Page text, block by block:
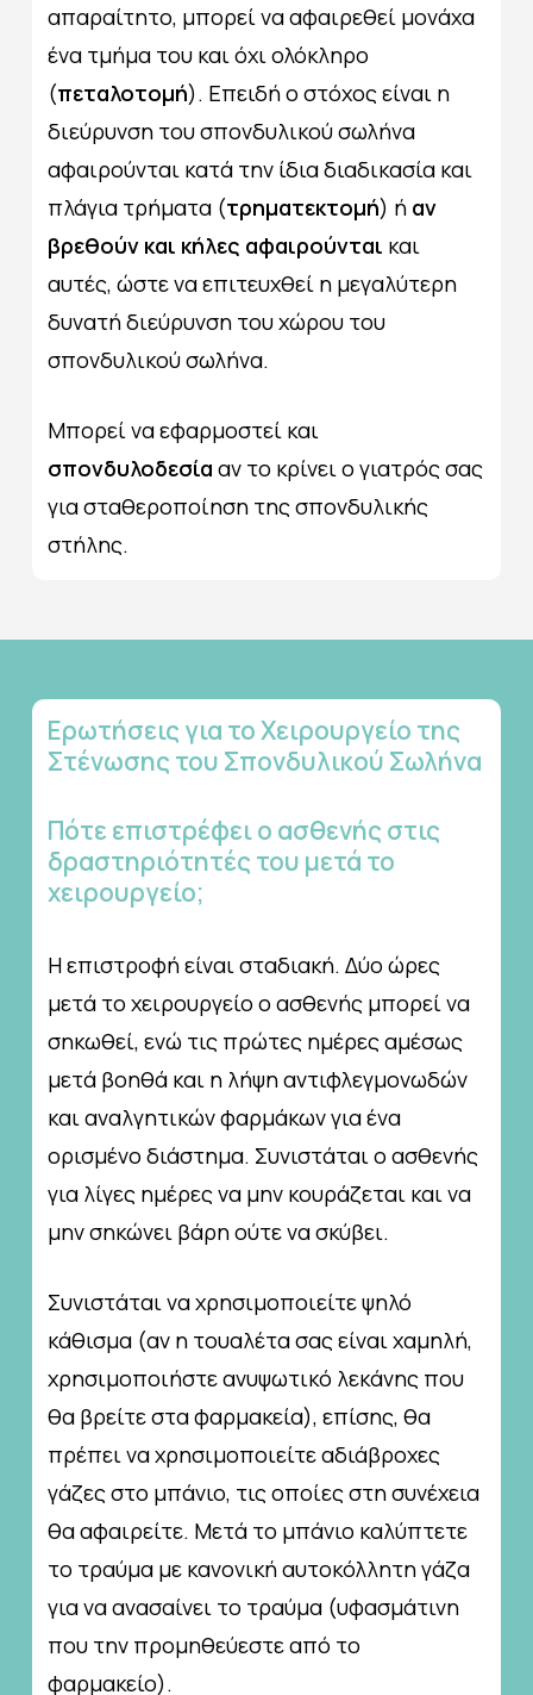
απαραίτητο, μπορεί να αφαιρεθεί μονάχα
ένα τμήμα του και όχι ολόκληρο
(πεταλοτομή). Επειδή ο στόχος είναι η
διεύρυνση του σπονδυλικού σωλήνα
αφαιρούνται κατά την ίδια διαδικασία και
πλάγια τρήματα (τρηματεκτομή) ή αν
βρεθούν και κήλες αφαιρούνται και
αυτές, ώστε να επιτευχθεί η μεγαλύτερη
δυνατή διεύρυνση του χώρου του
σπονδυλικού σωλήνα.
Μπορεί να εφαρμοστεί και
σπονδυλοδεσία αν το κρίνει ο γιατρός σας
για σταθεροποίηση της σπονδυλικής
στήλης.
Ερωτήσεις για τοΧειρουργείο της
Στένωσης του Σπονδυλικού Σωλήνα
Πότεεπιστρέφειο ασθενής στις
δραστηριότητές του μετά το
χειρουργείο;
Η επιστροφή είναι σταδιακή. Δύο ώρες
μετά το χειρουργείο ο ασθενής μπορεί να
σηκωθεί, ενώ τις πρώτες ημέρες αμέσως
μετά βοηθά και η λήψη αντιφλεγμονωδών
και αναλγητικών φαρμάκων για ένα
ορισμένο διάστημα. Συνιστάται ο ασθενής
για λίγες ημέρες να μην κουράζεται και να
μην σηκώνει βάρη ούτε να σκύβει.
Συνιστάται να χρησιμοποιείτε ψηλό
κάθισμα (αν η τουαλέτα σας είναι χαμηλή,
χρησιμοποιήστε ανυψωτικό λεκάνης που
θα βρείτε στα φαρμακεία), επίσης, θα
πρέπει να χρησιμοποιείτε αδιάβροχες
γάζες στο μπάνιο, τις οποίες στη συνέχεια
θα αφαιρείτε. Μετά το μπάνιο καλύπτετε
το τραύμα με κανονική αυτοκόλλητη γάζα
για να ανασαίνει το τραύμα (υφασμάτινη
που την προμηθεύεστε από το
φαρμακείο).